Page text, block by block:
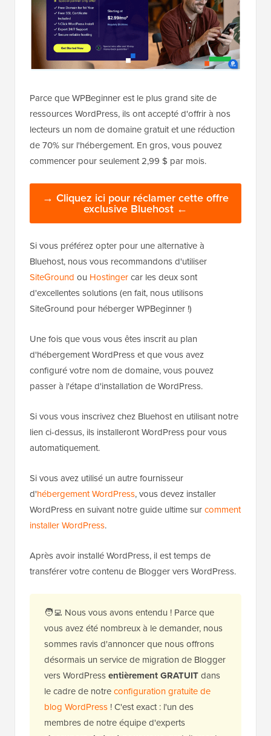
Parce que WPBeginner est le plus grand site de
ressources WordPress, ils ont accepté d'offrir à nos
lecteurs un nom de domaine gratuit et une réduction
de 70% sur l'hébergement. En gros, vous pouvez
commencer pour seulement 2,99 $ par mois.
→ Cliquez ici pour réclamer cette offre
exclusive Bluehost ←
Si vous préférez opter pour une alternative à
Bluehost, nous vous recommandons d'utiliser
SiteGround ou Hostingercar les deux sont
d'excellentes solutions (en fait, nous utilisons
SiteGround pour héberger WPBeginner !)
Une fois que vous vous êtes inscrit au plan
d'hébergement WordPress et que vous avez
configuré votre nom de domaine, vous pouvez
passer à l'étape d'installation de WordPress.
Si vous vous inscrivez chez Bluehost en utilisant notre
lien ci-dessus, ils installeront WordPress pour vous
automatiquement.
Si vous avez utilisé un autre fournisseur
d'hébergement WordPress, vous devez installer
WordPress en suivant notre guide ultime surcomment
installer WordPress.
Après avoir installé WordPress, il est temps de
transférer votre contenu de Blogger vers WordPress.
🧑‍💻 Nous vous avons entendu ! Parce que
vous avez été nombreux à le demander, nous
sommes ravis d'annoncer que nous offrons
désormais un service de migration de Blogger
vers WordPressentièrement GRATUITdans
le cadre de notreconfiguration gratuite de
blog WordPress ! C'est exact : l'un des
membres de notre équipe d'experts